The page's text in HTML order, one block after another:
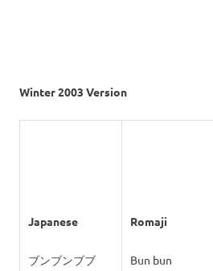
Winter 2003 Version
Japanese
ブンブンブブ
Romaji
Bun bun